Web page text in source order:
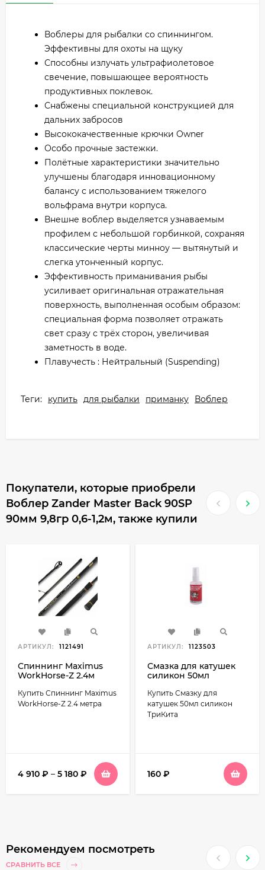
Воблеры для рыбалки со спиннингом.
Эффективны для охоты на щуку
Способны излучать ультрафиолетовое
свечение, повышающее вероятность
продуктивных поклевок.
Снабжены специальной конструкцией для
дальних забросов
Высококачественные крючки Owner
Особо прочные застежки.
Полётные характеристики значительно
улучшены благодаря инновационному
балансу с использованием тяжелого
вольфрама внутри корпуса.
Внешне воблер выделяется узнаваемым
профилем с небольшой горбинкой, сохраняя
классические черты минноу — вытянутый и
слегка утонченный корпус.
Эффективность приманивания рыбы
усиливает оригинальная отражательная
поверхность, выполненная особым образом:
специальная форма позволяет отражать
свет сразу с трёх сторон, увеличивая
заметность в воде.
Плавучесть : Нейтральный (Suspending)
Теги: купить для рыбалки приманку Воблер
Покупатели, которые приобрели
Воблер Zander Master Back 90SP
90мм 9,8гр 0,6-1,2м, также купили
АРТИКУЛ: 1121491
Спиннинг Maximus
WorkHorse-Z 2.4м
Купить Спиннинг Maximus
WorkHorse-Z 2.4 метра
4 910 ₽ – 5 180 ₽
АРТИКУЛ: 1123503
Смазка для катушек
силикон 50мл
Купить Смазку для
катушек 50мл силикон
ТриКита
160 ₽
Рекомендуем посмотреть
СРАВНИТЬ ВСЕ